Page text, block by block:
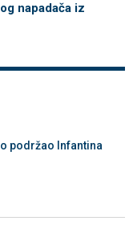
napadača iz
podržao Infantina